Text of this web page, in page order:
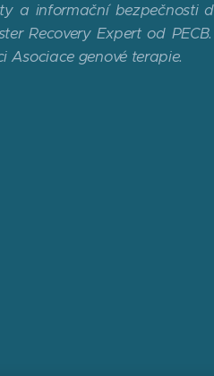
a informační bezpečnosti
Recovery Expert od
Asociace genové terapie.